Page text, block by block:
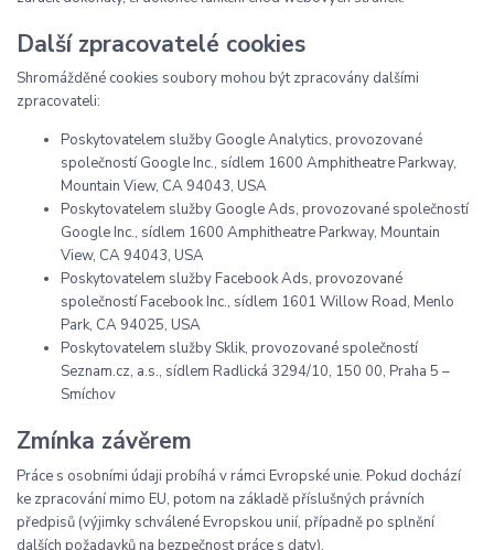
Další zpracovatelé cookies
Shromážděné cookies soubory mohou být zpracovány dalšími
zpracovateli:
Poskytovatelem služby Google Analytics, provozované
společností Google Inc., sídlem 1600 Amphitheatre Parkway,
Mountain View, CA 94043, USA
Poskytovatelem služby Google Ads, provozované společností
Google Inc., sídlem 1600 Amphitheatre Parkway, Mountain
View, CA 94043, USA
Poskytovatelem služby Facebook Ads, provozované
společností Facebook Inc., sídlem 1601 Willow Road, Menlo
Park, CA 94025, USA
Poskytovatelem služby Sklik, provozované společností
Seznam.cz, a.s., sídlem Radlická 3294/10, 150 00, Praha 5 –
Smíchov
Zmínka závěrem
Práce s osobními údaji probíhá v rámci Evropské unie. Pokud dochází
ke zpracování mimo EU, potom na základě příslušných právních
předpisů (výjimky schválené Evropskou unií, případně po splnění
dalších požadavků na bezpečnost práce s daty).